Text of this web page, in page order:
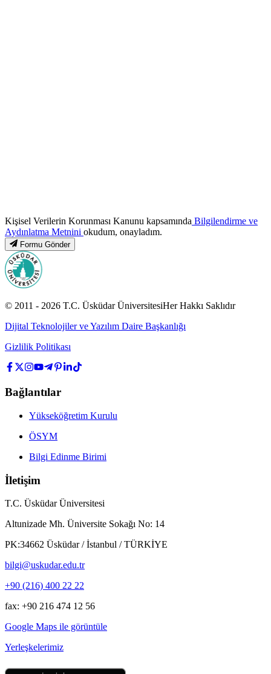
Kişisel Verilerin Korunması Kanunu kapsamında Bilgilendirme ve
Aydınlatma Metnini okudum, onayladım.
Formu Gönder
© 2011 - 2026 T.C. Üsküdar ÜniversitesiHer Hakkı Saklıdır
Dijital Teknolojiler ve Yazılım Daire Başkanlığı
Gizlilik Politikası
Bağlantılar
Yükseköğretim Kurulu
ÖSYM
Bilgi Edinme Birimi
İletişim
T.C. Üsküdar Üniversitesi
Altunizade Mh. Üniversite Sokağı No: 14
PK:34662 Üsküdar / İstanbul / TÜRKİYE
bilgi@uskudar.edu.tr
+90 (216) 400 22 22
fax: +90 216 474 12 56
Google Maps ile görüntüle
Yerleşkelerimiz